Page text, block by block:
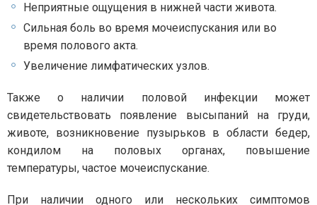
Неприятные ощущения в нижней части живота.
Сильная боль во время мочеиспускания или во
время полового акта.
Увеличение лимфатических узлов.
Также о наличии половой инфекции может
свидетельствовать появление высыпаний на груди,
животе, возникновение пузырьков в области бедер,
кондилом на половых органах, повышение
температуры, частое мочеиспускание.
При наличии одного или нескольких симптомов